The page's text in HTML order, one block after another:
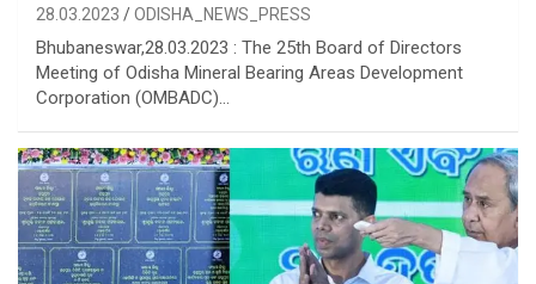
28.03.2023 ODISHA_NEWS_PRESS
Bhubaneswar,28.03.2023 : The 25th Board of Directors
Meeting of Odisha Mineral Bearing Areas Development
Corporation (OMBADC)…